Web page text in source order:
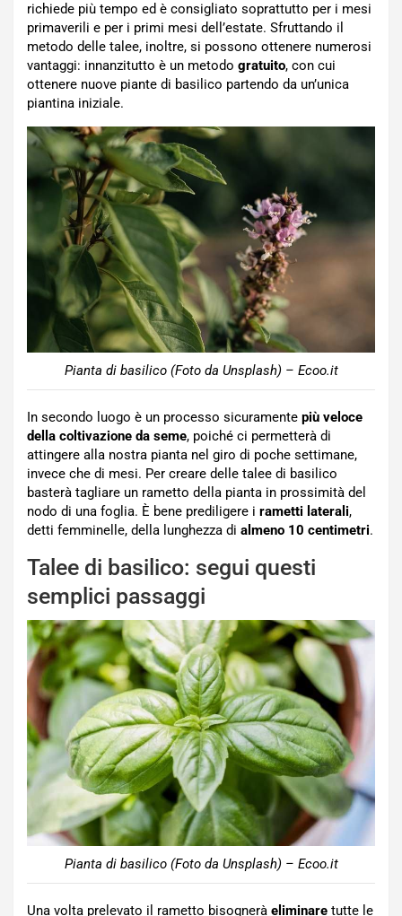
richiede più tempo ed è consigliato soprattutto per i mesi
primaverili e per i primi mesi dell’estate. Sfruttando il
metodo delle talee, inoltre, si possono ottenere numerosi
vantaggi: innanzitutto è un metodo gratuito, con cui
ottenere nuove piante di basilico partendo da un’unica
piantina iniziale.
Pianta di basilico (Foto da Unsplash) – Ecoo.it
In secondo luogo è un processo sicuramente più veloce
della coltivazione da seme, poiché ci permetterà di
attingere alla nostra pianta nel giro di poche settimane,
invece che di mesi. Per creare delle talee di basilico
basterà tagliare un rametto della pianta in prossimità del
nodo di una foglia. È bene prediligere i rametti laterali,
detti femminelle, della lunghezza di almeno 10 centimetri.
Talee di basilico: segui questi
semplici passaggi
Pianta di basilico (Foto da Unsplash) – Ecoo.it
Una volta prelevato il rametto bisognerà eliminare tutte le